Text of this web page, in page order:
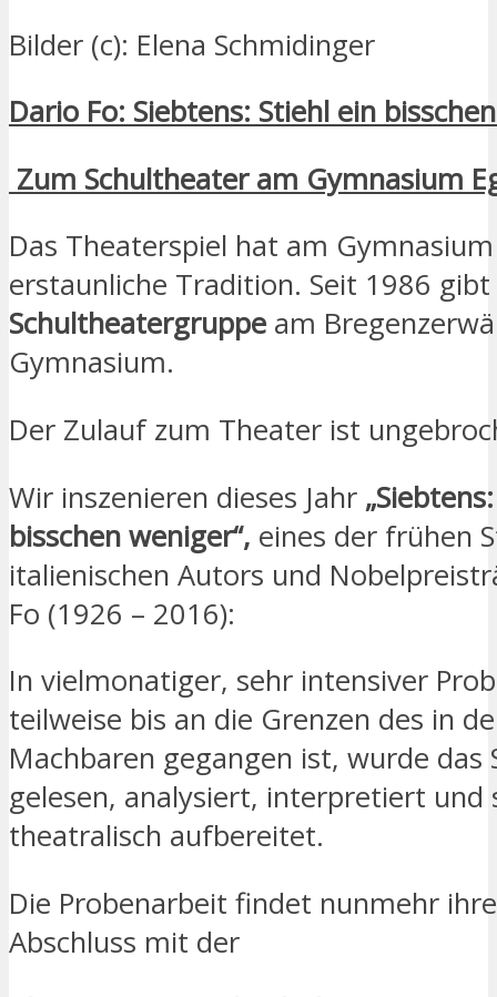
Bilder (c): Elena Schmidinger
Dario Fo: Siebtens: Stiehl ein
Zum Schultheater am Gymnasium
Das Theaterspiel hat am
erstaunliche Tradition. Seit 1986 gibt
Schultheatergruppe am
Gymnasium.
Der Zulauf zum Theater ist
Wir inszenieren dieses Jahr
bisschen weniger“, eines der frühen
italienischen Autors und
Fo (1926 – 2016):
In vielmonatiger, sehr intensiver
teilweise bis an die Grenzen des in
Machbaren gegangen ist, wurde das
gelesen, analysiert, interpretiert und
theatralisch aufbereitet.
Die Probenarbeit findet nunmehr
Abschluss mit der